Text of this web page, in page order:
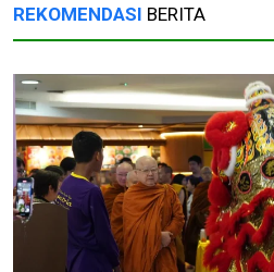
REKOMENDASI BERITA